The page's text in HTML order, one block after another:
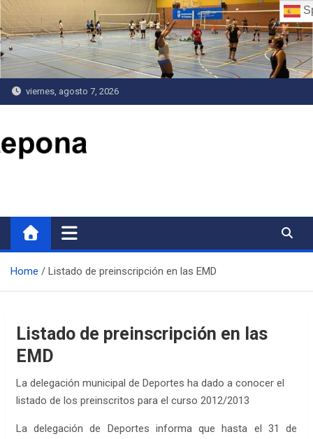
Saltar
al
contenido
viernes, agosto 7, 2026
Home Listado de preinscripción en las EMD
Listado de preinscripción en las
EMD
La delegación municipal de Deportes ha dado a conocer el
listado de los preinscritos para el curso 2012/2013
La delegación de Deportes informa que hasta el 31 de